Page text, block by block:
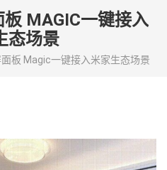
MAGIC一键接入
态场景
板 Magic一键接入米家生态场景